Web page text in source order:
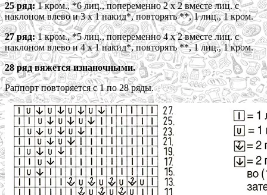
25 ряд:1 кром., *6 лиц., попеременно 2 х 2 вместе лиц. с
наклоном влево и 3 х 1 накид*, повторять **, 1 лиц., 1 кром.
27 ряд:1 кром., *5 лиц., попеременно 4 х 2 вместе лиц. с
наклоном влево и 4 х 1 накид*, повторять **, 1 лиц., 1 кром.
28 ряд вяжется изнаночными.
Раппорт повторяется с 1 по 28 ряды.